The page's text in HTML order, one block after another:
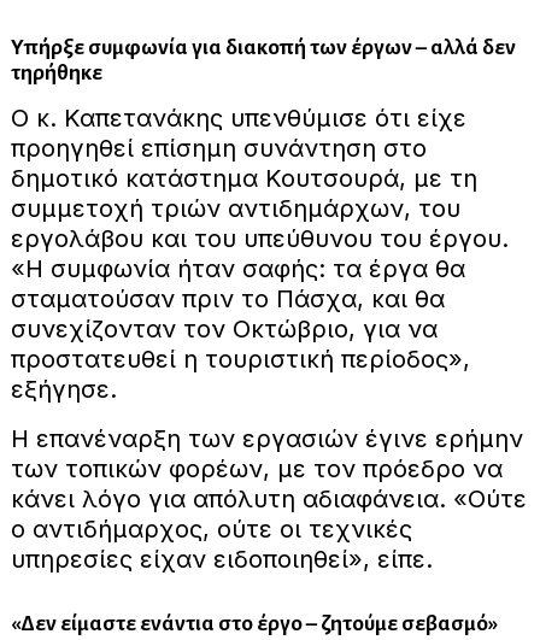
Υπήρξε συμφωνία για διακοπή των έργων – αλλά δεν
τηρήθηκε
Ο κ. Καπετανάκης υπενθύμισε ότι είχε
προηγηθεί επίσημη συνάντηση στο
δημοτικό κατάστημα Κουτσουρά, με τη
συμμετοχή τριών αντιδημάρχων, του
εργολάβου και του υπεύθυνου του έργου.
«Η συμφωνία ήταν σαφής: τα έργα θα
σταματούσαν πριν το Πάσχα, και θα
συνεχίζονταν τον Οκτώβριο, για να
προστατευθεί η τουριστική περίοδος»,
εξήγησε.
Η επανέναρξη των εργασιών έγινε ερήμην
των τοπικών φορέων, με τον πρόεδρο να
κάνει λόγο για απόλυτη αδιαφάνεια. «Ούτε
ο αντιδήμαρχος, ούτε οι τεχνικές
υπηρεσίες είχαν ειδοποιηθεί», είπε.
«Δεν είμαστε ενάντια στο έργο – ζητούμε σεβασμό»